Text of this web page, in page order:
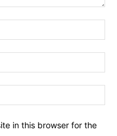
in this browser for the